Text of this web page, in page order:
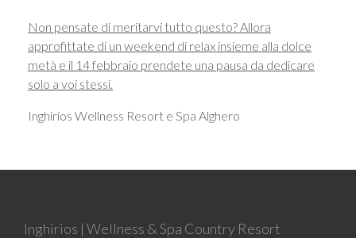
Non pensate di meritarvi tutto questo? Allora
approfittate di un weekend di relax insieme alla dolce
metà e il 14 febbraio prendete una pausa da dedicare
solo a voi stessi.
Inghirios Wellness Resort e Spa Alghero
Inghirios | Wellness & Spa Country Resort